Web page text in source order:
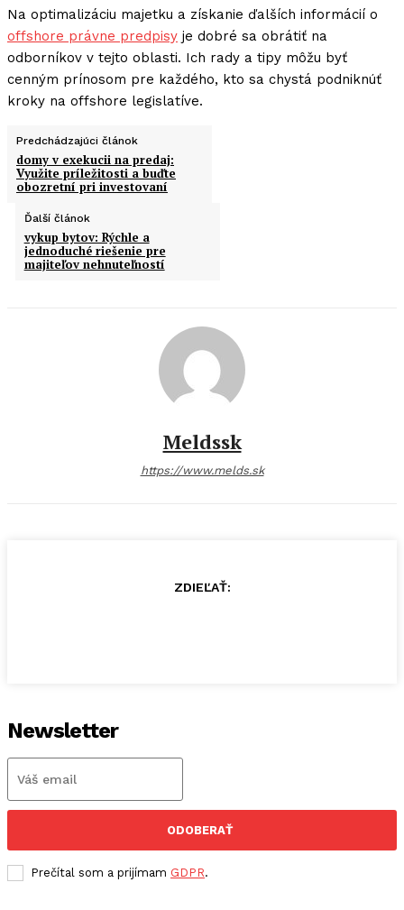
Na optimalizáciu majetku a získanie ďalších informácií o
offshore právne predpisy je dobré sa obrátiť na
odborníkov v tejto oblasti. Ich rady a tipy môžu byť
cenným prínosom pre každého, kto sa chystá podniknúť
kroky na offshore legislatíve.
Predchádzajúci článok
domy v exekucii na predaj:
Využite príležitosti a buďte
obozretní pri investovaní
Ďalší článok
vykup bytov: Rýchle a
jednoduché riešenie pre
majiteľov nehnuteľností
Meldssk
https://www.melds.sk
ZDIEĽAŤ:
Newsletter
ODOBERAŤ
Prečítal som a prijímam GDPR.